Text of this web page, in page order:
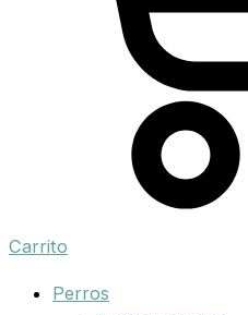
Carrito
Perros